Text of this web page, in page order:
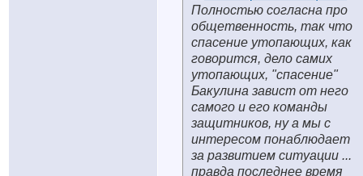
Полностью согласна про
общетвенность, так что
спасение утопающих, как
говорится, дело самих
утопающих, "спасение"
Бакулина завист от него
самого и его команды
защитников, ну а мы с
интересом понаблюдает
за развитием ситуации ...
правда последнее время